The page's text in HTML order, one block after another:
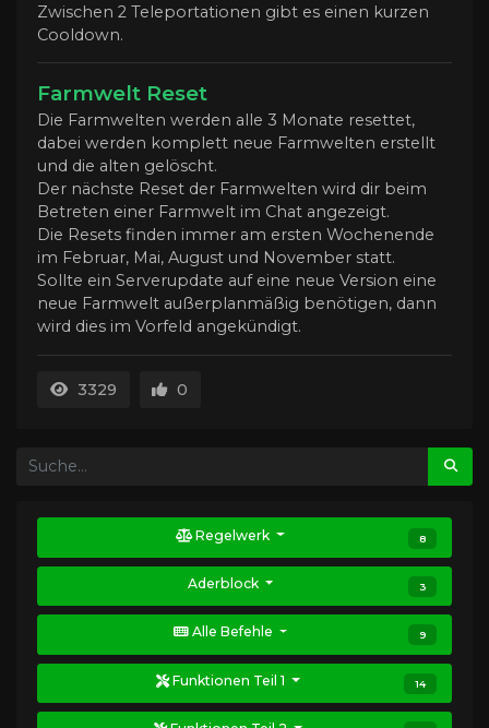
Zwischen 2 Teleportationen gibt es einen kurzen
Cooldown.
Farmwelt Reset
Die Farmwelten werden alle 3 Monate resettet,
dabei werden komplett neue Farmwelten erstellt
und die alten gelöscht.
Der nächste Reset der Farmwelten wird dir beim
Betreten einer Farmwelt im Chat angezeigt.
Die Resets finden immer am ersten Wochenende
im Februar, Mai, August und November statt.
Sollte ein Serverupdate auf eine neue Version eine
neue Farmwelt außerplanmäßig benötigen, dann
wird dies im Vorfeld angekündigt.
3329 0
Regelwerk 8
Aderblock 3
Alle Befehle 9
Funktionen Teil 1 14